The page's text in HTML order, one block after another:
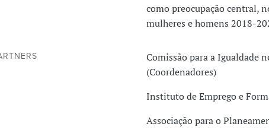
como preocupação central,
mulheres e homens 2018-
Comissão para a Igualdade
(Coordenadores)
Instituto de Emprego e
Associação para o